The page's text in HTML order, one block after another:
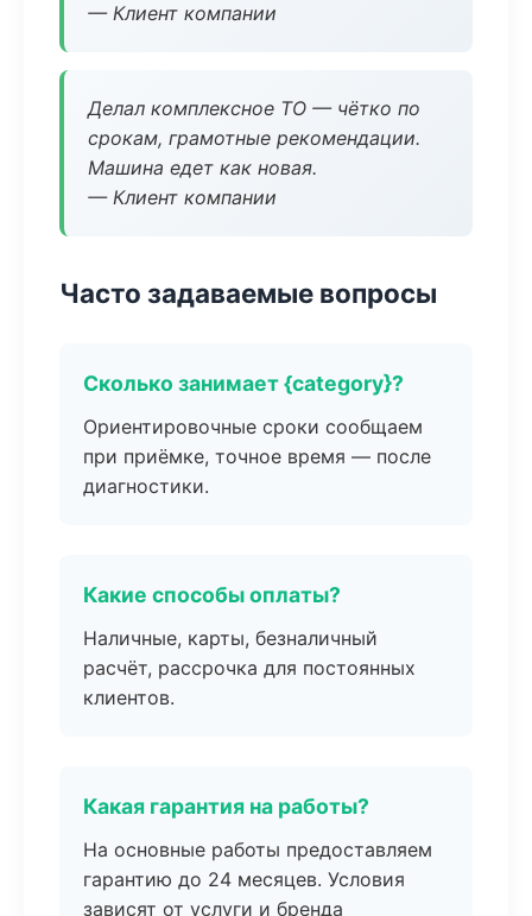
— Клиент компании
Делал комплексное ТО — чётко по
срокам, грамотные рекомендации.
Машина едет как новая.
— Клиент компании
Часто задаваемые вопросы
Сколько занимает {category}?
Ориентировочные сроки сообщаем
при приёмке, точное время — после
диагностики.
Какие способы оплаты?
Наличные, карты, безналичный
расчёт, рассрочка для постоянных
клиентов.
Какая гарантия на работы?
На основные работы предоставляем
гарантию до 24 месяцев. Условия
зависят от услуги и бренда